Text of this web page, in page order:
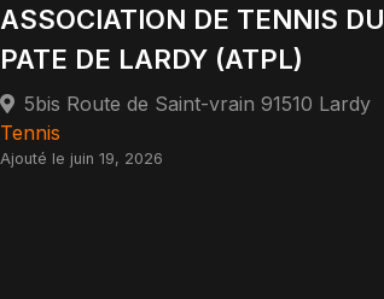
ASSOCIATION DE TENNIS DU
PATE DE LARDY (ATPL)
5bis Route de Saint-vrain 91510 Lardy
Tennis
Ajouté le juin 19, 2026